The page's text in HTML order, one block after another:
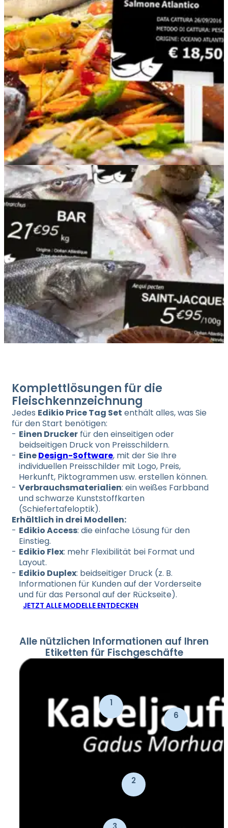
Komplettlösungen für die
Fleischkennzeichnung
Jedes Edikio Price Tag Set enthält alles, was Sie
für den Start benötigen:
Einen Drucker für den einseitigen oder
beidseitigen Druck von Preisschildern.
EineDesign-Software, mit der Sie Ihre
individuellen Preisschilder mit Logo, Preis,
Herkunft, Piktogrammen usw. erstellen können.
Verbrauchsmaterialien: ein weißes Farbband
und schwarze Kunststoffkarten
(Schiefertafeloptik).
Erhältlich in drei Modellen:
Edikio Access: die einfache Lösung für den
Einstieg.
Edikio Flex: mehr Flexibilität bei Format und
Layout.
Edikio Duplex: beidseitiger Druck (z. B.
Informationen für Kunden auf der Vorderseite
und für das Personal auf der Rückseite).
JETZT ALLE MODELLE ENTDECKEN
Alle nützlichen Informationen auf Ihren
Etiketten für Fischgeschäfte
1
2
6